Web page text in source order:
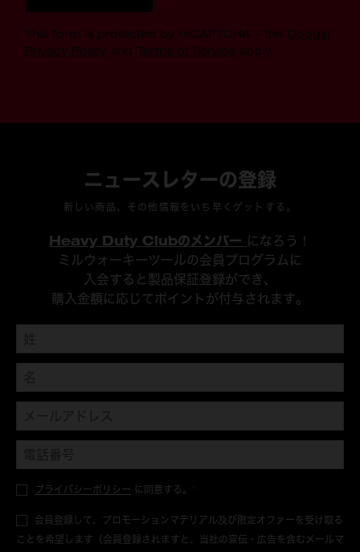
This form is protected by reCAPTCHA - the Google
Privacy Policyand Terms of Service apply.
ニュースレターの登録
新しい商品、その他情報をいち早くゲットする。
Heavy Duty Clubのメンバー になろう！
ミルウォーキーツールの会員プログラムに
入会すると製品保証登録ができ、
購入金額に応じてポイントが付与されます。
プライバシーポリシー に同意する。 *
会員登録して、プロモーションマテリアル及び限定オファーを受け取る
ことを希望します（会員登録されますと、当社の宣伝・広告を含むメールマ